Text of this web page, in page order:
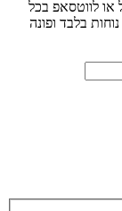
או לווטסאפ בכל
בלבד ופונה